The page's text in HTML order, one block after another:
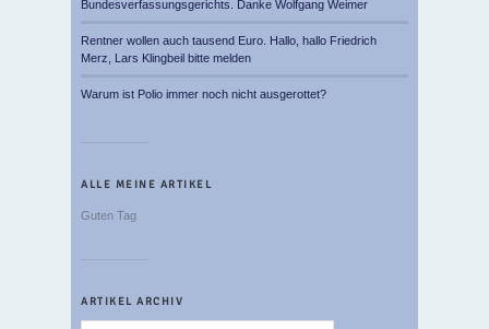
Bundesverfassungsgerichts. Danke Wolfgang Weimer
Rentner wollen auch tausend Euro. Hallo, hallo Friedrich
Merz, Lars Klingbeil bitte melden
Warum ist Polio immer noch nicht ausgerottet?
ALLE MEINE ARTIKEL
Guten Tag
ARTIKEL ARCHIV